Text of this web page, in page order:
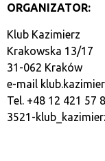
ORGANIZATOR:
Klub Kazimierz
Krakowska 13/17
31-062 Kraków
e-mail
Tel. +48 12 421 57
3521-